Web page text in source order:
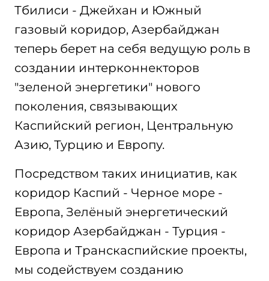
Тбилиси - Джейхан и Южный
газовый коридор, Азербайджан
теперь берет на себя ведущую роль в
создании интерконнекторов
"зеленой энергетики" нового
поколения, связывающих
Каспийский регион, Центральную
Азию, Турцию и Европу.
Посредством таких инициатив, как
коридор Каспий - Черное море -
Европа, Зелёный энергетический
коридор Азербайджан - Турция -
Европа и Транскаспийские проекты,
мы содействуем созданию